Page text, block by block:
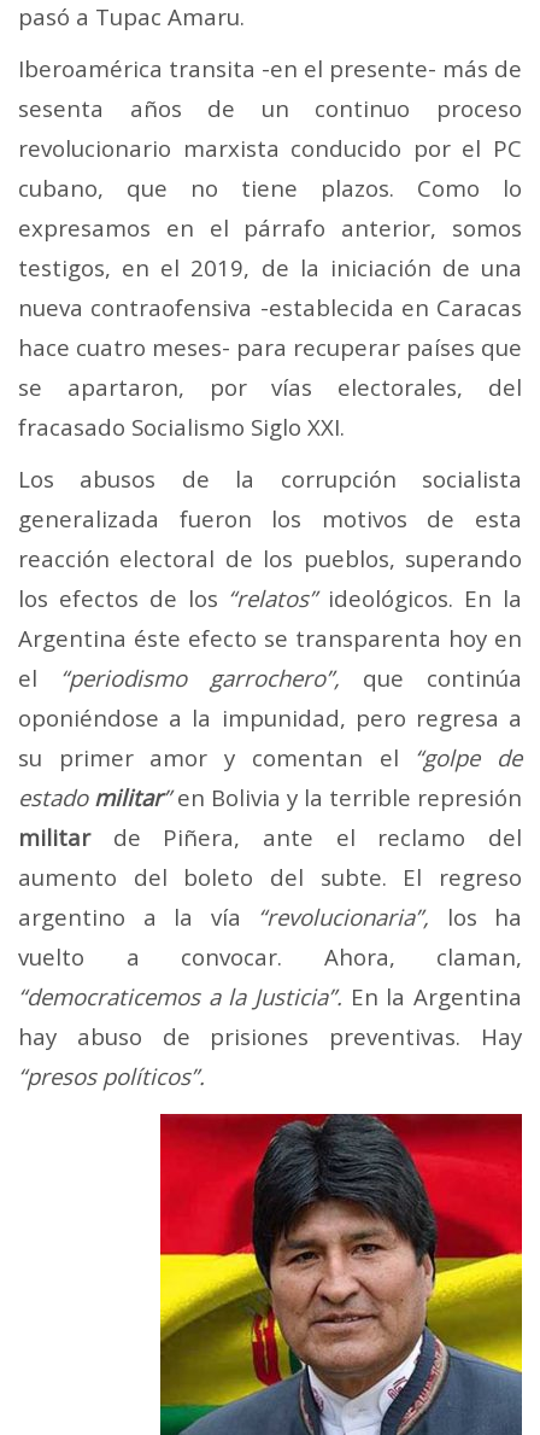
pasó a Tupac Amaru.
Iberoamérica transita -en el presente- más de
sesenta años de un continuo proceso
revolucionario marxista conducido por el PC
cubano, que no tiene plazos. Como lo
expresamos en el párrafo anterior, somos
testigos, en el 2019, de la iniciación de una
nueva contraofensiva -establecida en Caracas
hace cuatro meses- para recuperar países que
se apartaron, por vías electorales, del
fracasado Socialismo Siglo XXI.
Los abusos de la corrupción socialista
generalizada fueron los motivos de esta
reacción electoral de los pueblos, superando
los efectos de los “relatos”ideológicos. En la
Argentina éste efecto se transparenta hoy en
el “periodismo garrochero”, que continúa
oponiéndose a la impunidad, pero regresa a
su primer amor y comentan el “golpe de
estadomilitar”en Bolivia y la terrible represión
militarde Piñera, ante el reclamo del
aumento del boleto del subte. El regreso
argentino a la vía “revolucionaria”, los ha
vuelto a convocar. Ahora, claman,
“democraticemos a la Justicia”. En la Argentina
hay abuso de prisiones preventivas. Hay
“presos políticos”.